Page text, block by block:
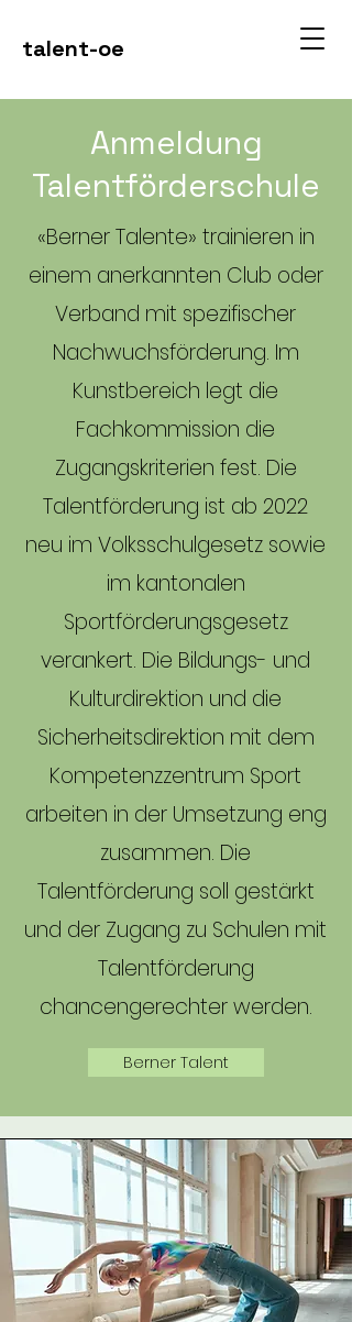
talent-oe
Anmeldung
Talentförderschule
«Berner Talente» trainieren in
einem anerkannten Club oder
Verband mit spezifischer
Nachwuchsförderung. Im
Kunstbereich legt die
Fachkommission die
Zugangskriterien fest. Die
Talentförderung ist ab 2022
neu im Volksschulgesetz sowie
im kantonalen
Sportförderungsgesetz
verankert. Die Bildungs- und
Kulturdirektion und die
Sicherheitsdirektion mit dem
Kompetenzzentrum Sport
arbeiten in der Umsetzung eng
zusammen. Die
Talentförderung soll gestärkt
und der Zugang zu Schulen mit
Talentförderung
chancengerechter werden.
Berner Talent